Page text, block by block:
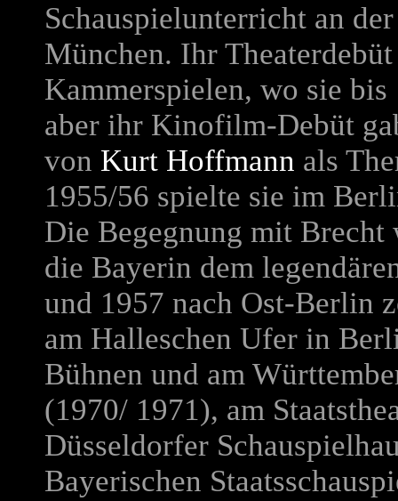
Schauspielunterricht an
München. Ihr
Kammerspielen, wo sie
aber ihr Kinofilm-Debüt
von Kurt Hoffmann als
1955/56 spielte sie im
Die Begegnung mit Brecht
die Bayerin dem
und 1957 nach Ost-Berlin
am Halleschen Ufer in
Bühnen und am
(1970/ 1971), am
Düsseldorfer
Bayerischen